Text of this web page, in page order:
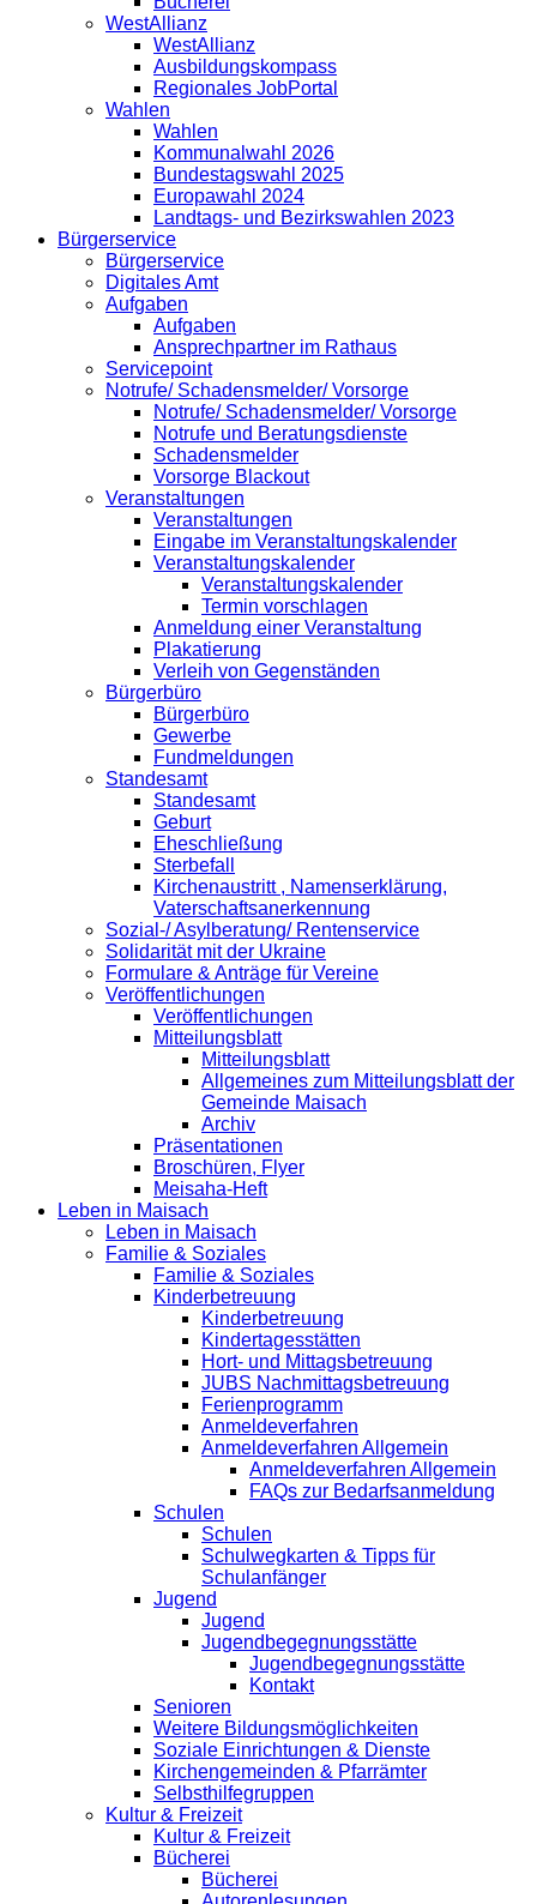
WestAllianz
WestAllianz
Ausbildungskompass
Regionales JobPortal
Wahlen
Wahlen
Kommunalwahl 2026
Bundestagswahl 2025
Europawahl 2024
Landtags- und Bezirkswahlen 2023
Bürgerservice
Bürgerservice
Digitales Amt
Aufgaben
Aufgaben
Ansprechpartner im Rathaus
Servicepoint
Notrufe/ Schadensmelder/ Vorsorge
Notrufe/ Schadensmelder/ Vorsorge
Notrufe und Beratungsdienste
Schadensmelder
Vorsorge Blackout
Veranstaltungen
Veranstaltungen
Eingabe im Veranstaltungskalender
Veranstaltungskalender
Veranstaltungskalender
Termin vorschlagen
Anmeldung einer Veranstaltung
Plakatierung
Verleih von Gegenständen
Bürgerbüro
Bürgerbüro
Gewerbe
Fundmeldungen
Standesamt
Standesamt
Geburt
Eheschließung
Sterbefall
Kirchenaustritt , Namenserklärung,
Vaterschaftsanerkennung
Sozial-/ Asylberatung/ Rentenservice
Solidarität mit der Ukraine
Formulare & Anträge für Vereine
Veröffentlichungen
Veröffentlichungen
Mitteilungsblatt
Mitteilungsblatt
Allgemeines zum Mitteilungsblatt der
Gemeinde Maisach
Archiv
Präsentationen
Broschüren, Flyer
Meisaha-Heft
Leben in Maisach
Leben in Maisach
Familie & Soziales
Familie & Soziales
Kinderbetreuung
Kinderbetreuung
Kindertagesstätten
Hort- und Mittagsbetreuung
JUBS Nachmittagsbetreuung
Ferienprogramm
Anmeldeverfahren
Anmeldeverfahren Allgemein
Anmeldeverfahren Allgemein
FAQs zur Bedarfsanmeldung
Schulen
Schulen
Schulwegkarten & Tipps für
Schulanfänger
Jugend
Jugend
Jugendbegegnungsstätte
Jugendbegegnungsstätte
Kontakt
Senioren
Weitere Bildungsmöglichkeiten
Soziale Einrichtungen & Dienste
Kirchengemeinden & Pfarrämter
Selbsthilfegruppen
Kultur & Freizeit
Kultur & Freizeit
Bücherei
Bücherei